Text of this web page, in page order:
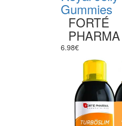
Gummies
FORTÉ
PHARMA
6.98€